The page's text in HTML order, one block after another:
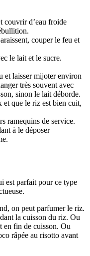
couvrir d’eau froide
couper le feu et
le lait et le sucre.
et laisser mijoter environ
très souvent avec
sinon le lait déborde.
et que le riz est bien cuit,
ramequins de service.
à le déposer
est parfait pour ce type
on peut parfumer le riz.
la cuisson du riz. Ou
en fin de cuisson. Ou
râpée au risotto avant